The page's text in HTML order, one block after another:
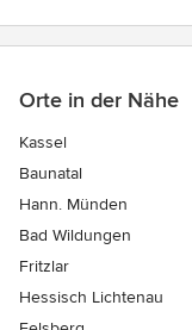
Orte in der Nähe
Kassel
Baunatal
Hann. Münden
Bad Wildungen
Fritzlar
Hessisch Lichtenau